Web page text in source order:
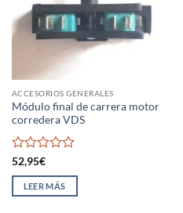
ACCESORIOS GENERALES
Módulo final de carrera motor
corredera VDS
Valorado
con
de
52,95€
LEER MÁS